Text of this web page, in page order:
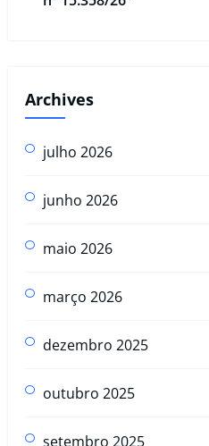
Archives
julho 2026
junho 2026
maio 2026
março 2026
dezembro 2025
outubro 2025
setembro 2025